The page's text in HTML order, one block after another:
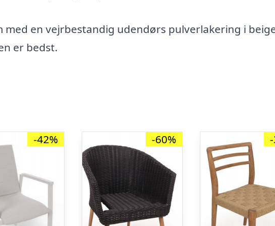
en vejrbestandig udendørs pulverlakering i
er bedst.
-42% -60%